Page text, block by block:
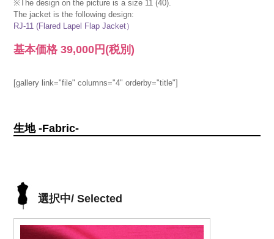
※The design on the picture is a size 11 (40).
The jacket is the following design:
RJ-11 (Flared Lapel Flap Jacket）
基本価格39,000円 (税別)
[gallery link="file" columns="4" orderby="title"]
生地 -Fabric-
選択中/ Selected